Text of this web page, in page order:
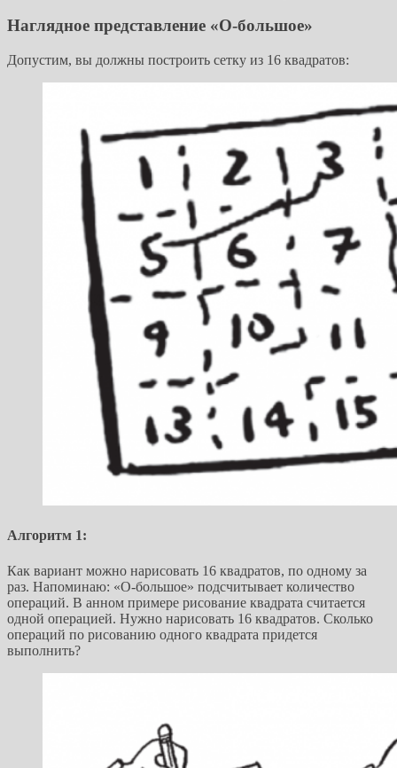
Наглядное представление «О-большое»
Допустим, вы должны построить сетку из 16 квадратов:
Алгоритм 1:
Как вариант можно нарисовать 16 квадратов, по одному за
раз. Напоминаю: «О-большое» подсчитывает количество
операций. В анном примере рисование квадрата считается
одной операцией. Нужно нарисовать 16 квадратов. Сколько
операций по рисованию одного квадрата придется
выполнить?